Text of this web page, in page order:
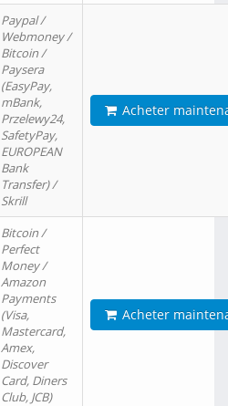
Paypal /
Webmoney /
Bitcoin /
Paysera
(EasyPay,
mBank,
Przelewy24,
SafetyPay,
EUROPEAN
Bank
Transfer) /
Skrill
Acheter
Bitcoin /
Perfect
Money /
Amazon
Payments
(Visa,
Mastercard,
Amex,
Discover
Card, Diners
Club, JCB)
Acheter